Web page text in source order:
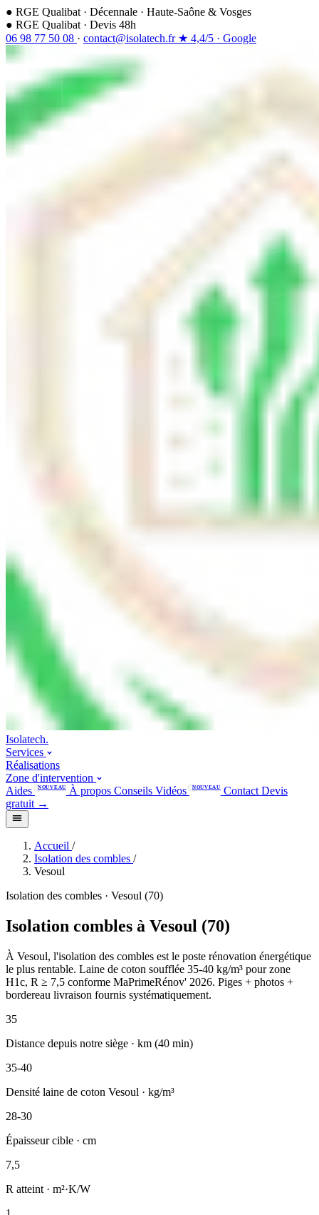
● RGE Qualibat · Décennale · Haute-Saône & Vosges
● RGE Qualibat · Devis 48h
06 98 77 50 08 · contact@isolatech.fr ★ 4,4/5 · Google
Isolatech.
Services
Réalisations
Zone d'intervention
Aides
NOUVEAU À propos Conseils Vidéos NOUVEAU Contact Devis
gratuit →
Accueil /
Isolation des combles /
Vesoul
Isolation des combles · Vesoul (70)
Isolation combles à Vesoul (70)
À Vesoul, l'isolation des combles est le poste rénovation énergétique
le plus rentable. Laine de coton soufflée 35-40 kg/m³ pour zone
H1c, R ≥ 7,5 conforme MaPrimeRénov' 2026. Piges + photos +
bordereau livraison fournis systématiquement.
35
Distance depuis notre siège · km (40 min)
35-40
Densité laine de coton Vesoul · kg/m³
28-30
Épaisseur cible · cm
7,5
R atteint · m²·K/W